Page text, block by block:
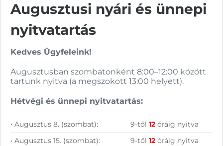
Vásárolj nálunk!
Nagy raktárkészlet
Hűségprogram
50 000 Ft felett ingyenes szállítás
Szolgáltatásaink vállalkozásoknak
Augusztusi nyári és ünnepi
nyitvatartás
Kedves Ügyfeleink!
Augusztusban szombatonként 8:00–12:00 között
tartunk nyitva (a megszokott 13:00 helyett).
Hétvégi és ünnepi nyitvatartás:
• Augusztus 8. (szombat): 9-től12 óráig nyitva
• Augusztus 15. (szombat):
9-től12 óráig nyitva